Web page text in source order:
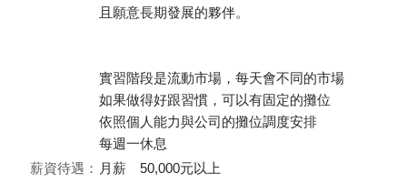
且願意長期發展的夥伴。
實習階段是流動市場，每天會不同的市場
如果做得好跟習慣，可以有固定的攤位
依照個人能力與公司的攤位調度安排
每週一休息
薪資待遇： 月薪 50,000元以上